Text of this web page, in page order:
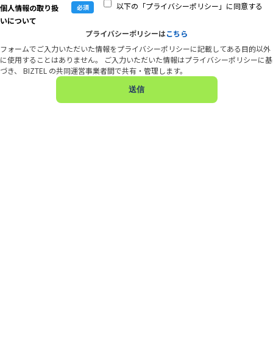
個人情報の取り扱
いについて
以下の「プライバシーポリシー」に同意する
プライバシーポリシーはこちら
フォームでご入力いただいた情報をプライバシーポリシーに記載してある目的以外
に使用することはありません。
ご入力いただいた情報はプライバシーポリシーに基
づき、 BIZTEL の共同運営事業者間で共有・管理します。